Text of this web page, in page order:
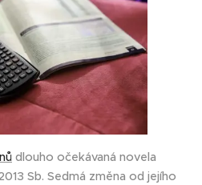
dlouho očekávaná novela
Sb. Sedmá změna od jejího